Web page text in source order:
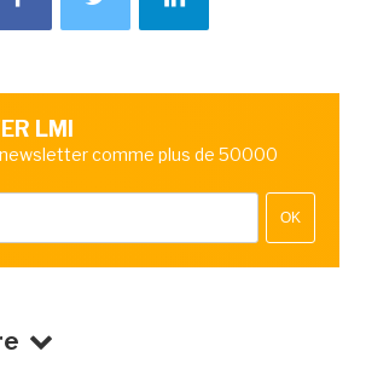
LMI
comme plus de 50000
OK